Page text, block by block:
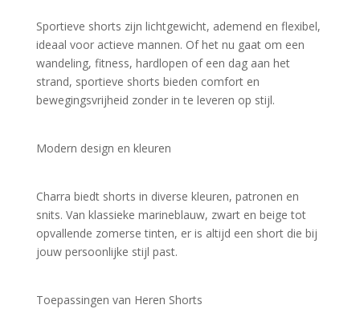
Sportieve shorts zijn lichtgewicht, ademend en flexibel,
ideaal voor actieve mannen. Of het nu gaat om een
wandeling, fitness, hardlopen of een dag aan het
strand, sportieve shorts bieden comfort en
bewegingsvrijheid zonder in te leveren op stijl.
Modern design en kleuren
Charra biedt shorts in diverse kleuren, patronen en
snits. Van klassieke marineblauw, zwart en beige tot
opvallende zomerse tinten, er is altijd een short die bij
jouw persoonlijke stijl past.
Toepassingen van Heren Shorts